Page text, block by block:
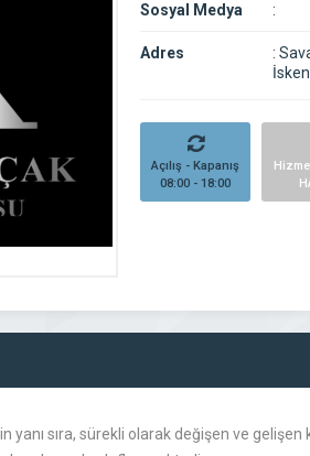
Sosyal Medya :
Adres :
Açılış - Kapanış
08:00 - 18:00
yanı sıra, sürekli olarak değişen ve